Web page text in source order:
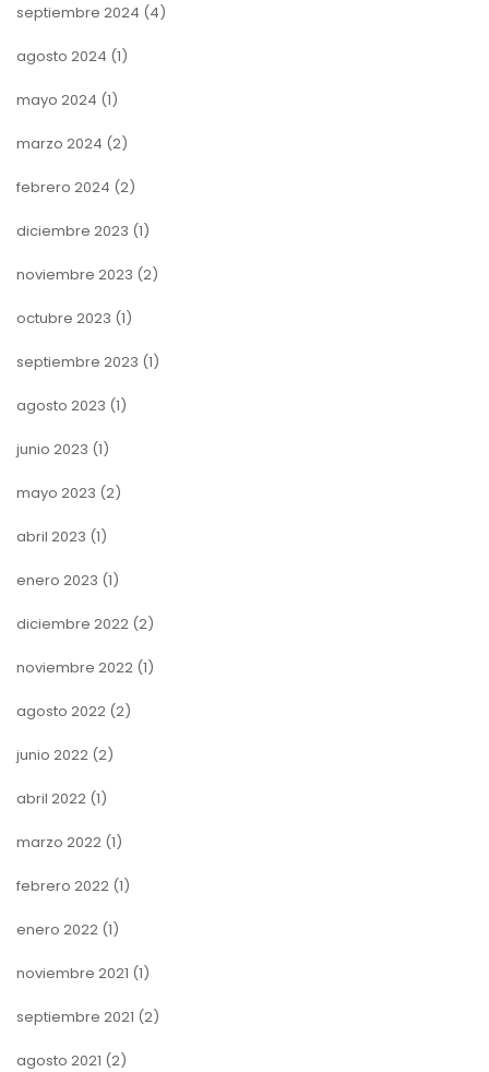
septiembre 2024 (4)
agosto 2024 (1)
mayo 2024 (1)
marzo 2024 (2)
febrero 2024 (2)
diciembre 2023 (1)
noviembre 2023 (2)
octubre 2023 (1)
septiembre 2023 (1)
agosto 2023 (1)
junio 2023 (1)
mayo 2023 (2)
abril 2023 (1)
enero 2023 (1)
diciembre 2022 (2)
noviembre 2022 (1)
agosto 2022 (2)
junio 2022 (2)
abril 2022 (1)
marzo 2022 (1)
febrero 2022 (1)
enero 2022 (1)
noviembre 2021 (1)
septiembre 2021 (2)
agosto 2021 (2)